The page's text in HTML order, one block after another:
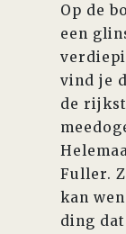
Op de
een
vind je
de
Fuller.
kan
ding